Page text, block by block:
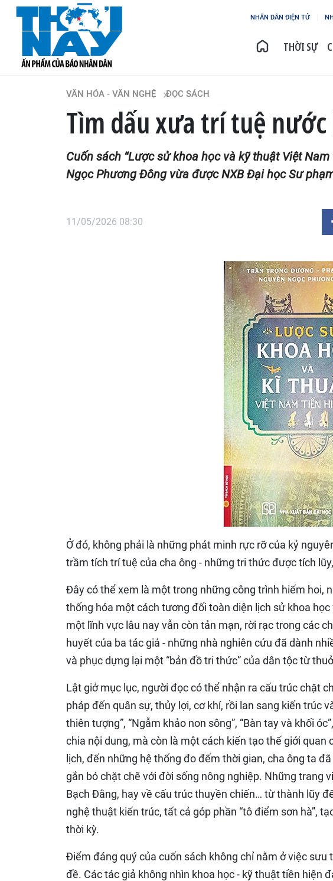
NHÂN DÂN ĐIỆN TỬ
THỜI SỰ
VĂN HÓA - VĂN NGHỆ ĐỌC SÁCH
Tìm dấu xưa trí tuệ nước
Cuốn sách “Lược sử khoa học và kỹ thuật Việt
Ngọc Phương Đông vừa được NXB Đại học Sư
11/05/2026 08:30
Ở đó, không phải là những phát minh rực rỡ của kỷ
trầm tích trí tuệ của cha ông - những tri thức được tích
Đây có thể xem là một trong những công trình hiếm hoi,
thống hóa một cách tương đối toàn diện lịch sử khoa
một lĩnh vực lâu nay vẫn còn tản mạn, rời rạc trong các
huyết của ba tác giả - những nhà nghiên cứu đã dành
và phục dựng lại một “bản đồ tri thức” của dân tộc từ
Lật giở mục lục, người đọc có thể nhận ra cấu trúc chặt
pháp đến quân sự, thủy lợi, cơ khí, rồi lan sang kiến trúc
thiên tượng”, “Ngẫm khảo non sông”, “Bàn tay và khối
chia nội dung, mà còn là một cách kiến tạo thế giới
lịch, đến những hệ thống đo đếm thời gian, cha ông ta
gắn bó chặt chẽ với đời sống nông nghiệp. Những trang
Bạch Đằng, hay về cấu trúc thuyền chiến… từ thành lũy
nghệ thuật kiến trúc, tất cả góp phần “tô điểm sơn hà”,
thời kỳ.
Điểm đáng quý của cuốn sách không chỉ nằm ở việc
đề. Các tác giả không nhìn khoa học - kỹ thuật tiền hiện